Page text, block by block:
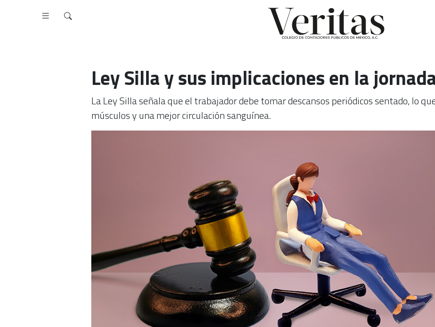
Ley Silla y sus implicaciones en la
La Ley Silla señala que el trabajador debe tomar descansos periódicos sentado, lo
músculos y una mejor circulación sanguínea.